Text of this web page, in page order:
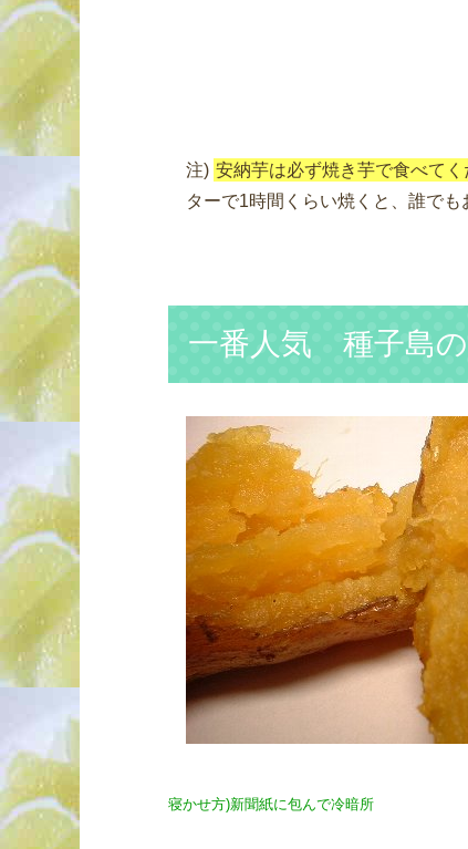
注) 安納芋は必ず焼き芋で食べてく
ターで1時間くらい焼くと、誰でも
一番人気 種子島
寝かせ方)新聞紙に包んで冷暗所